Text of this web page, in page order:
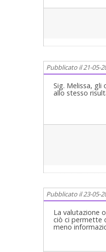
Pubblicato il 21-05-
Sig. Melissa,
allo stesso
Pubblicato il 23-05-
La valutazione
ciò ci permette
meno